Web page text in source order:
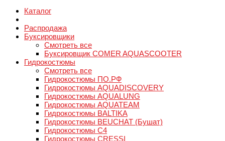
Каталог
Распродажа
Буксировщики
Смотреть все
Буксировщик COMER AQUASCOOTER
Гидрокостюмы
Смотреть все
Гидрокостюмы ПО.РФ
Гидрокостюмы AQUADISCOVERY
Гидрокостюмы AQUALUNG
Гидрокостюмы AQUATEAM
Гидрокостюмы BALTIKA
Гидрокостюмы BEUCHAT (Бушат)
Гидрокостюмы C4
Гидрокостюмы CRESSI